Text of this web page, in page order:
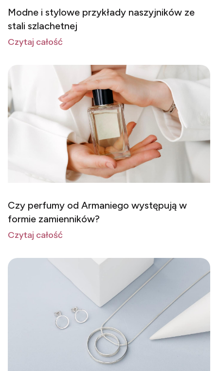
Modne i stylowe przykłady naszyjników ze
stali szlachetnej
Czytaj całość
Czy perfumy od Armaniego występują w
formie zamienników?
Czytaj całość